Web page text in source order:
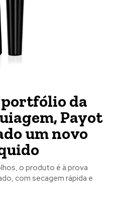
da
Payot
um novo
o produto é à prova
com secagem rápida e